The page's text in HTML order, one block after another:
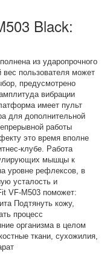
Black:
из ударопрочного
пользователя может
предусмотрено
вибрации
имеет пульт
для дополнительной
работы
это время вполне
клубе. Работа
мышцы к
уровне рефлексов, в
усталость и
VF-M503 поможет:
Подтянуть кожу,
процесс
организма в целом
ткани, сухожилия,